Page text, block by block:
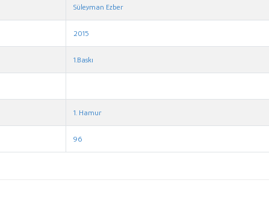
Süleyman Ezber
2015
1.Baskı
1. Hamur
96